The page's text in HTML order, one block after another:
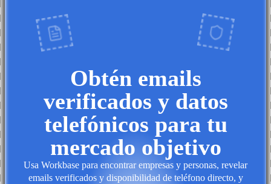
Obtén emails
verificados y datos
telefónicos para tu
mercado objetivo
Usa Workbase para encontrar empresas y personas, revelar
emails verificados y disponibilidad de teléfono directo, y